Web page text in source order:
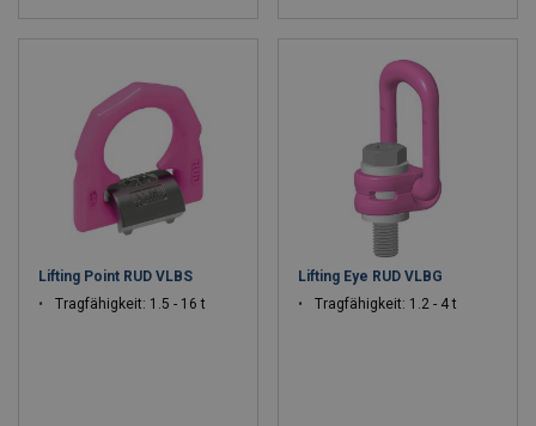
Lifting Point RUD VLBS
Tragfähigkeit: 1.5 - 16 t
Lifting Eye RUD VLBG
Tragfähigkeit: 1.2 - 4 t